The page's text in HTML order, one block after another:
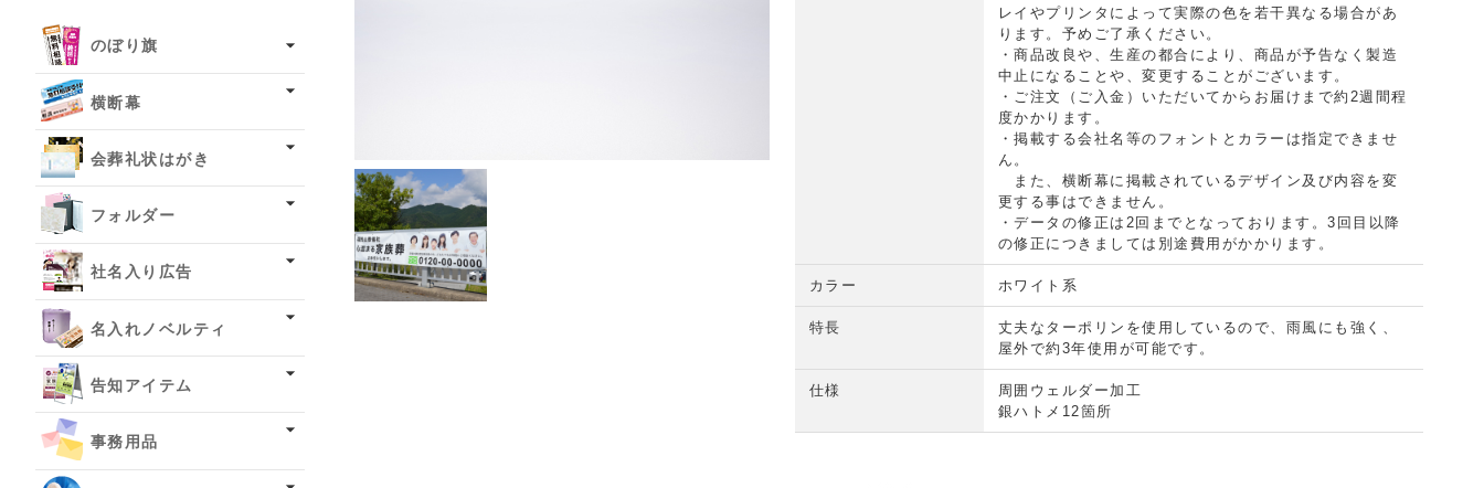
レイやプリンタによって実際の色を若干異なる場合があ
ります。予めご了承ください。
・商品改良や、生産の都合により、商品が予告なく製造
中止になることや、変更することがございます。
・ご注文（ご入金）いただいてからお届けまで約2週間程
度かかります。
・掲載する会社名等のフォントとカラーは指定できませ
ん。
また、横断幕に掲載されているデザイン及び内容を変
更する事はできません。
・データの修正は2回までとなっております。3回目以降
の修正につきましては別途費用がかかります。
カラー ホワイト系
特長
丈夫なターポリンを使用しているので、雨風にも強く、
屋外で約3年使用が可能です。
仕様
周囲ウェルダー加工
銀ハトメ12箇所
のぼり旗
横断幕
会葬礼状はがき
フォルダー
社名入り広告
名入れノベルティ
告知アイテム
事務用品